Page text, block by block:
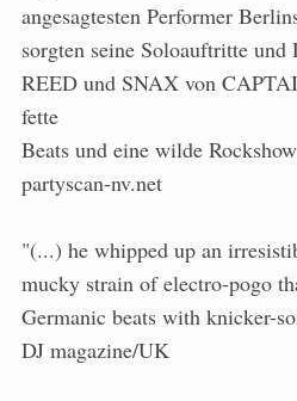
angesagtesten Performer
sorgten seine Soloauftritte
REED und SNAX von
fette
Beats und eine wilde
partyscan-nv.net
"(...) he whipped up an
mucky strain of electro-pogo
Germanic beats with knicker-
DJ magazine/UK